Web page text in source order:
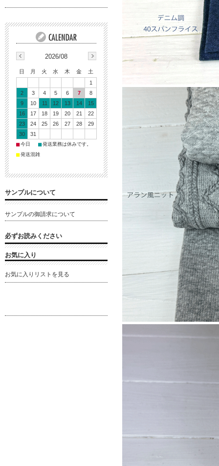
2026/08
日 月 火 水 木 金
土
1
2
3 4 5 6 7
8
9
10 11 12 13 14
15
16
17 18 19 20 21
22
23
24 25 26 27 28
29
30
31
■今日 ■発送業務は休みです。
■発送混雑
サンプルについて
サンプルの御請求について
必ずお読みください
お気に入り
お気に入りリストを見る